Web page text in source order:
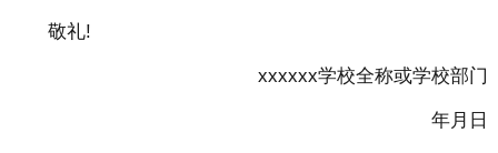
敬礼!
xxxxxx学校全称或学校部门
年月日